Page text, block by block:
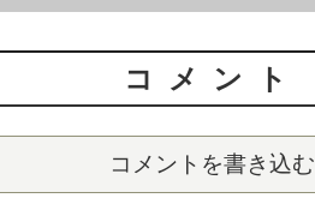
コメント
コメントを書き込む